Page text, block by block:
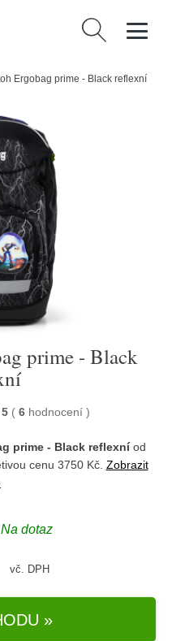
Vyhledávání
Ergobag prime - Black reflexní
prime - Black
5 ( 6 hodnocení )
prime - Black reflexníod
cenu 3750 Kč. Zobrazit
dotaz
vč. DPH
»